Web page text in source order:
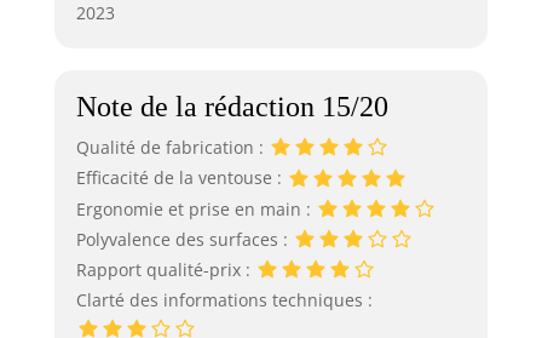
2023
Note de la rédaction 15/20
Qualité de fabrication :
Efficacité de la ventouse :
Ergonomie et prise en main :
Polyvalence des surfaces :
Rapport qualité-prix :
Clarté des informations techniques :